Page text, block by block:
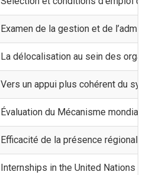
Examen de la gestion et de
La délocalisation au sein des
Vers un appui plus cohérent du
Évaluation du Mécanisme mondial
Efficacité de la présence régionale
Internships in the United Nations